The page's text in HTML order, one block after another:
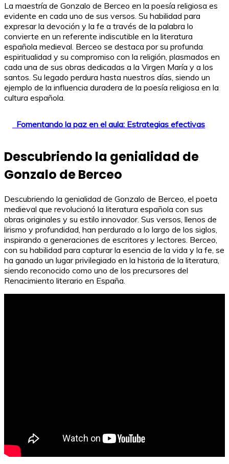
La maestría de Gonzalo de Berceo en la poesía religiosa es
evidente en cada uno de sus versos. Su habilidad para
expresar la devoción y la fe a través de la palabra lo
convierte en un referente indiscutible en la literatura
española medieval. Berceo se destaca por su profunda
espiritualidad y su compromiso con la religión, plasmados en
cada una de sus obras dedicadas a la Virgen María y a los
santos. Su legado perdura hasta nuestros días, siendo un
ejemplo de la influencia duradera de la poesía religiosa en la
cultura española.
Fomentando la paz en el aula: Estrategias efectivas
Descubriendo la genialidad de
Gonzalo de Berceo
Descubriendo la genialidad de Gonzalo de Berceo, el poeta
medieval que revolucionó la literatura española con sus
obras originales y su estilo innovador. Sus versos, llenos de
lirismo y profundidad, han perdurado a lo largo de los siglos,
inspirando a generaciones de escritores y lectores. Berceo,
con su habilidad para capturar la esencia de la vida y la fe, se
ha ganado un lugar privilegiado en la historia de la literatura,
siendo reconocido como uno de los precursores del
Renacimiento literario en España.